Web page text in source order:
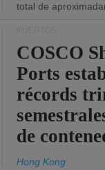
total de
COSCO
Ports
récords
de
Hong Kong